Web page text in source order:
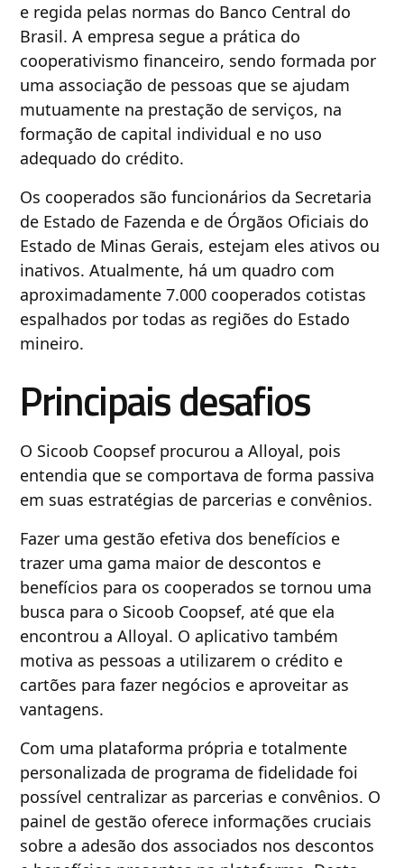
e regida pelas normas do Banco Central do
Brasil. A empresa segue a prática do
cooperativismo financeiro, sendo formada por
uma associação de pessoas que se ajudam
mutuamente na prestação de serviços, na
formação de capital individual e no uso
adequado do crédito.
Os cooperados são funcionários da Secretaria
de Estado de Fazenda e de Órgãos Oficiais do
Estado de Minas Gerais, estejam eles ativos ou
inativos. Atualmente, há um quadro com
aproximadamente 7.000 cooperados cotistas
espalhados por todas as regiões do Estado
mineiro.
Principais desafios
O Sicoob Coopsef procurou a Alloyal, pois
entendia que se comportava de forma passiva
em suas estratégias de parcerias e convênios.
Fazer uma gestão efetiva dos benefícios e
trazer uma gama maior de descontos e
benefícios para os cooperados se tornou uma
busca para o Sicoob Coopsef, até que ela
encontrou a Alloyal. O aplicativo também
motiva as pessoas a utilizarem o crédito e
cartões para fazer negócios e aproveitar as
vantagens.
Com uma plataforma própria e totalmente
personalizada de programa de fidelidade foi
possível centralizar as parcerias e convênios. O
painel de gestão oferece informações cruciais
sobre a adesão dos associados nos descontos